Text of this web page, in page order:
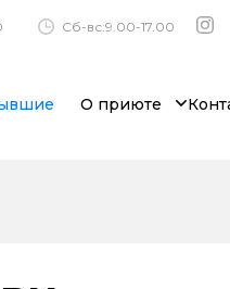
Сб-вс:9.00-17.00
О приюте